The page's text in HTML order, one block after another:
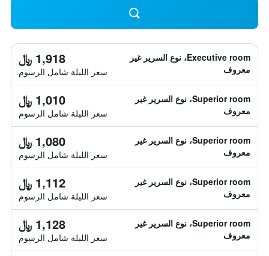
Executive room، نوع السرير غير
معروف
1,918 ﷼
سعر الليلة شامل الرسوم
Superior room، نوع السرير غير
معروف
1,010 ﷼
سعر الليلة شامل الرسوم
Superior room، نوع السرير غير
معروف
1,080 ﷼
سعر الليلة شامل الرسوم
Superior room، نوع السرير غير
معروف
1,112 ﷼
سعر الليلة شامل الرسوم
Superior room، نوع السرير غير
معروف
1,128 ﷼
سعر الليلة شامل الرسوم